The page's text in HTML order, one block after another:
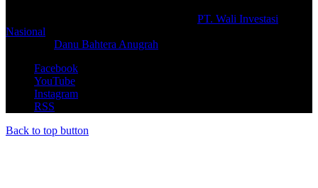
PT. Wali Investasi
Nasional
Danu Bahtera Anugrah
Facebook
YouTube
Instagram
RSS
Back to top button